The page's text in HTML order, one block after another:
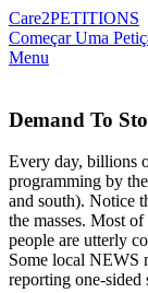
Care2PETITIONS
Começar Uma
Menu
Demand To
Every day, billions
programming by
and south). Notice
the masses. Most
people are utterly
Some local NEWS
reporting one-sided